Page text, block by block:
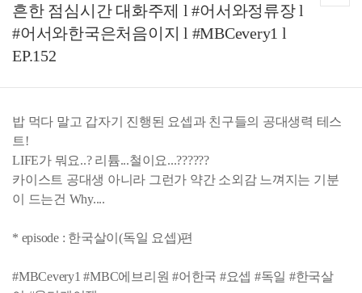
흔한 점심시간 대화주제 l #어서와정류장 l
#어서와한국은처음이지 l #MBCevery1 l
EP.152
밥 먹다 말고 갑자기 진행된 요셉과 친구들의 공대생력 테스
트!
LIFE가 뭐요..? 리튬...철이요...??????
카이스트 공대생 아니라 그런가 약간 소외감 느껴지는 기분
이 드는건 Why....
* episode : 한국살이(독일 요셉)편
#MBCevery1 #MBC에브리원 #어한국 #요셉 #독일 #한국살